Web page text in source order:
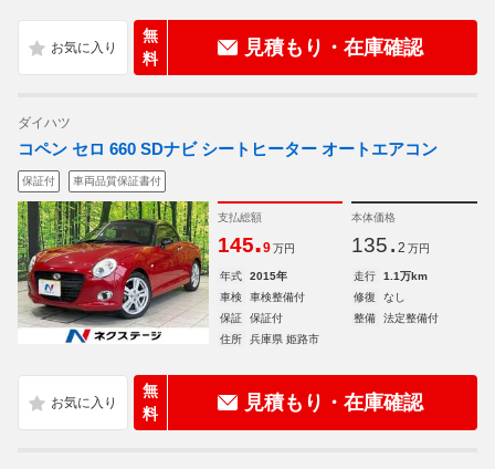
無
料
見積もり・在庫確認
ダイハツ
コペン セロ 660 SDナビ シートヒーター オートエアコン
保証付 車両品質保証書付
支払総額
145.9 万円
本体価格
135. 2 万円
年式 2015年 走行
1.1万km
車検
車検整備付 修復
なし
保証
保証付 整備
法定整備付
住所
兵庫県 姫路市
無
料
見積もり・在庫確認